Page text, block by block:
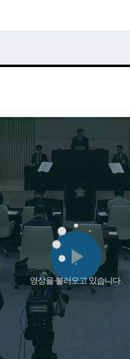
Play
영상을 불러오고 있습니다.